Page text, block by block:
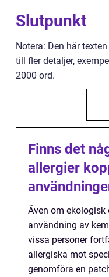
Slutpunkt
Notera: Den här
till fler detaljer,
2000 ord.
Finns det
allergier
Även om
användning av
vissa personer
allergiska mot
genomföra en